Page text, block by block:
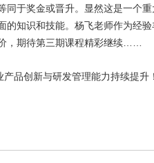
同于奖金或晋升。显然这是一个
的知识和技能。杨飞老师作为经
，期待第三期课程精彩继续……
品创新与研发管理能力持续提升！